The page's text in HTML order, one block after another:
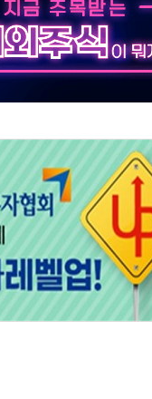
르텔이 습득해 전투 활용
자 숨져
'